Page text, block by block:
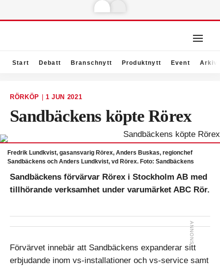
Start Debatt Branschnytt Produktnytt Event Arkiv
RÖRKÖP 1 JUN 2021
Sandbäckens köpte Rörex
Fredrik Lundkvist, gasansvarig Rörex, Anders Buskas, regionchef
Sandbäckens och Anders Lundkvist, vd Rörex. Foto: Sandbäckens
Sandbäckens förvärvar Rörex i Stockholm AB med
tillhörande verksamhet under varumärket ABC Rör.
Förvärvet innebär att Sandbäckens expanderar sitt
erbjudande inom vs-installationer och vs-service samt